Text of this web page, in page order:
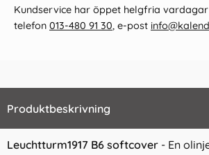
Kundservice har öppet helgfria vardagar
telefon 013-480 91 30, e-post
Produktbeskrivning
Leuchtturm1917 B6 softcover - En